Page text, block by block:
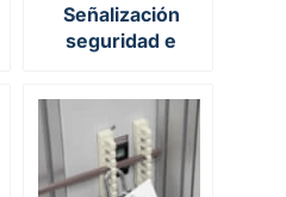
Señalización
seguridad e